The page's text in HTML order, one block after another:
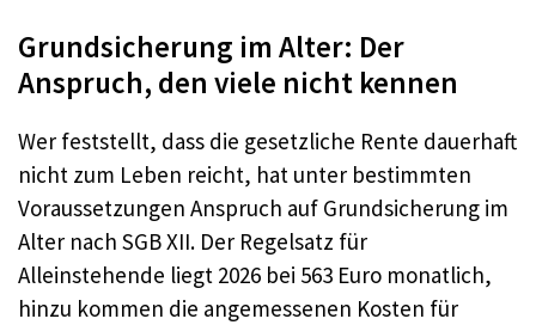
Grundsicherung im Alter: Der
Anspruch, den viele nicht kennen
Wer feststellt, dass die gesetzliche Rente dauerhaft
nicht zum Leben reicht, hat unter bestimmten
Voraussetzungen Anspruch auf Grundsicherung im
Alter nach SGB XII. Der Regelsatz für
Alleinstehende liegt 2026 bei 563 Euro monatlich,
hinzu kommen die angemessenen Kosten für